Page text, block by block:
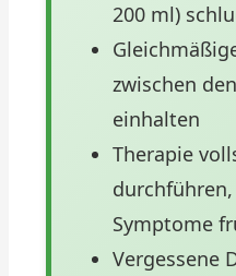
200 ml)
zwischen
einhalten
Therapie
Symptome
Vergessene